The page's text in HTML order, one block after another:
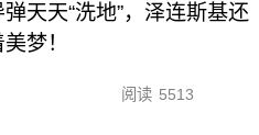
天天“洗地”，泽连斯基还
梦！
阅读 5513